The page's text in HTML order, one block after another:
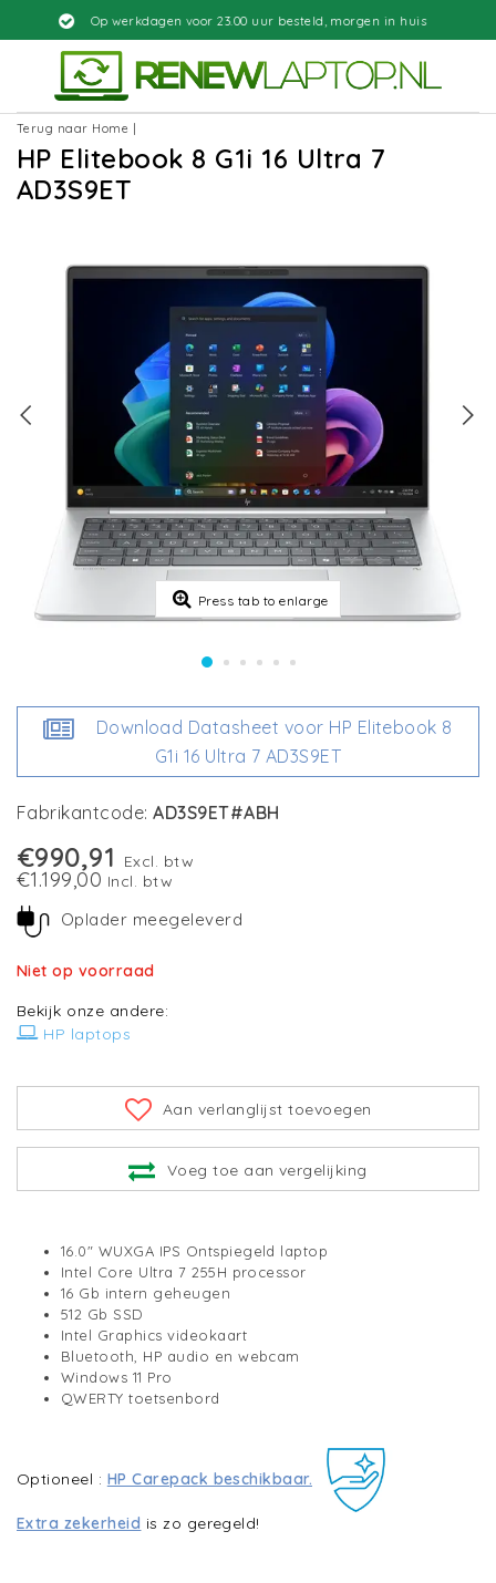
voor 23.00 uur besteld, morgen in huis
Terug naar Home
HP Elitebook 8 G1i 16 Ultra 7
AD3S9ET
Press tab to enlarge
Download Datasheet voor HP Elitebook 8
G1i 16 Ultra 7 AD3S9ET
Fabrikantcode:AD3S9ET#ABH
€990,91 Excl. btw
€1.199,00 Incl. btw
Oplader meegeleverd
Niet op voorraad
Bekijk onze andere:
HP laptops
Aan verlanglijst toevoegen
Voeg toe aan vergelijking
16.0" WUXGA IPS Ontspiegeld laptop
Intel Core Ultra 7 255H processor
16 Gb intern geheugen
512 Gb SSD
Intel Graphics videokaart
Bluetooth, HP audio en webcam
Windows 11 Pro
QWERTY toetsenbord
Optioneel : HP Carepack beschikbaar.
Extra zekerheid is zo geregeld!